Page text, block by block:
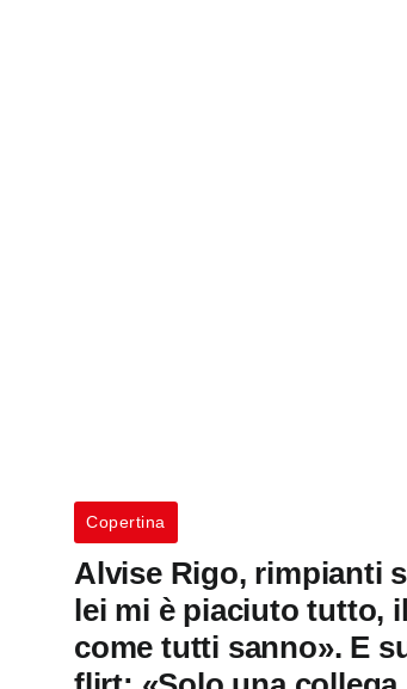
Copertina
Alvise Rigo, rimpianti
lei mi è piaciuto tutto,
come tutti sanno». E